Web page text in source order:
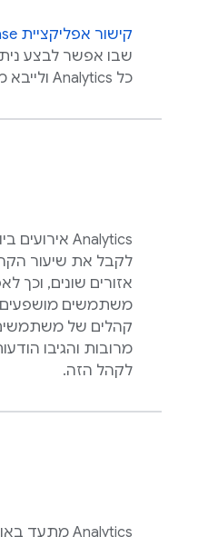
קישור אפליקציית Firebase ל-BigQuery
שבו אפשר לבצע
כל Analytics ולייבא
Analytics אירועים
לקבל את שיעור
אזורים שונים, וכך
משתמשים
קהלים של
מרובות והגיבו
לקהל הזה.
Analytics מתעד